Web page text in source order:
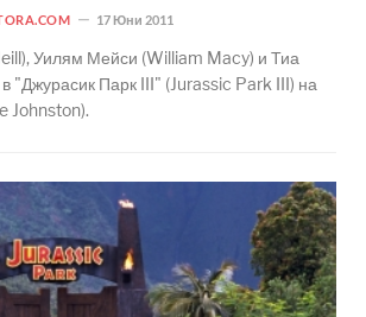
17 Юни 2011
Уилям Мейси (William Macy) и Тиа
"Джурасик Парк III" (Jurassic Park III) на
Johnston).